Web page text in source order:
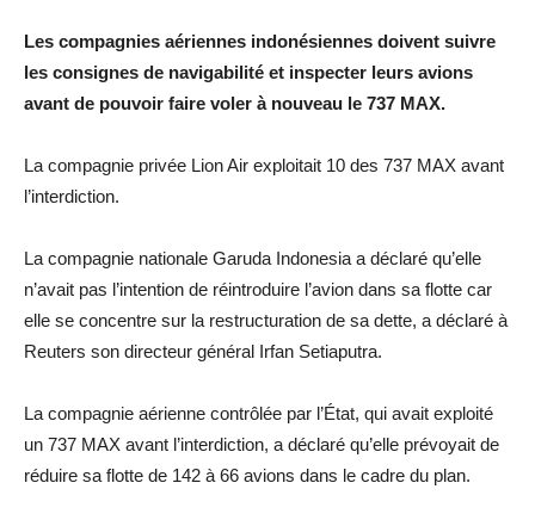
Les compagnies aériennes indonésiennes doivent suivre
les consignes de navigabilité et inspecter leurs avions
avant de pouvoir faire voler à nouveau le 737 MAX.
La compagnie privée Lion Air exploitait 10 des 737 MAX avant
l’interdiction.
La compagnie nationale Garuda Indonesia a déclaré qu’elle
n’avait pas l’intention de réintroduire l’avion dans sa flotte car
elle se concentre sur la restructuration de sa dette, a déclaré à
Reuters son directeur général Irfan Setiaputra.
La compagnie aérienne contrôlée par l’État, qui avait exploité
un 737 MAX avant l’interdiction, a déclaré qu’elle prévoyait de
réduire sa flotte de 142 à 66 avions dans le cadre du plan.